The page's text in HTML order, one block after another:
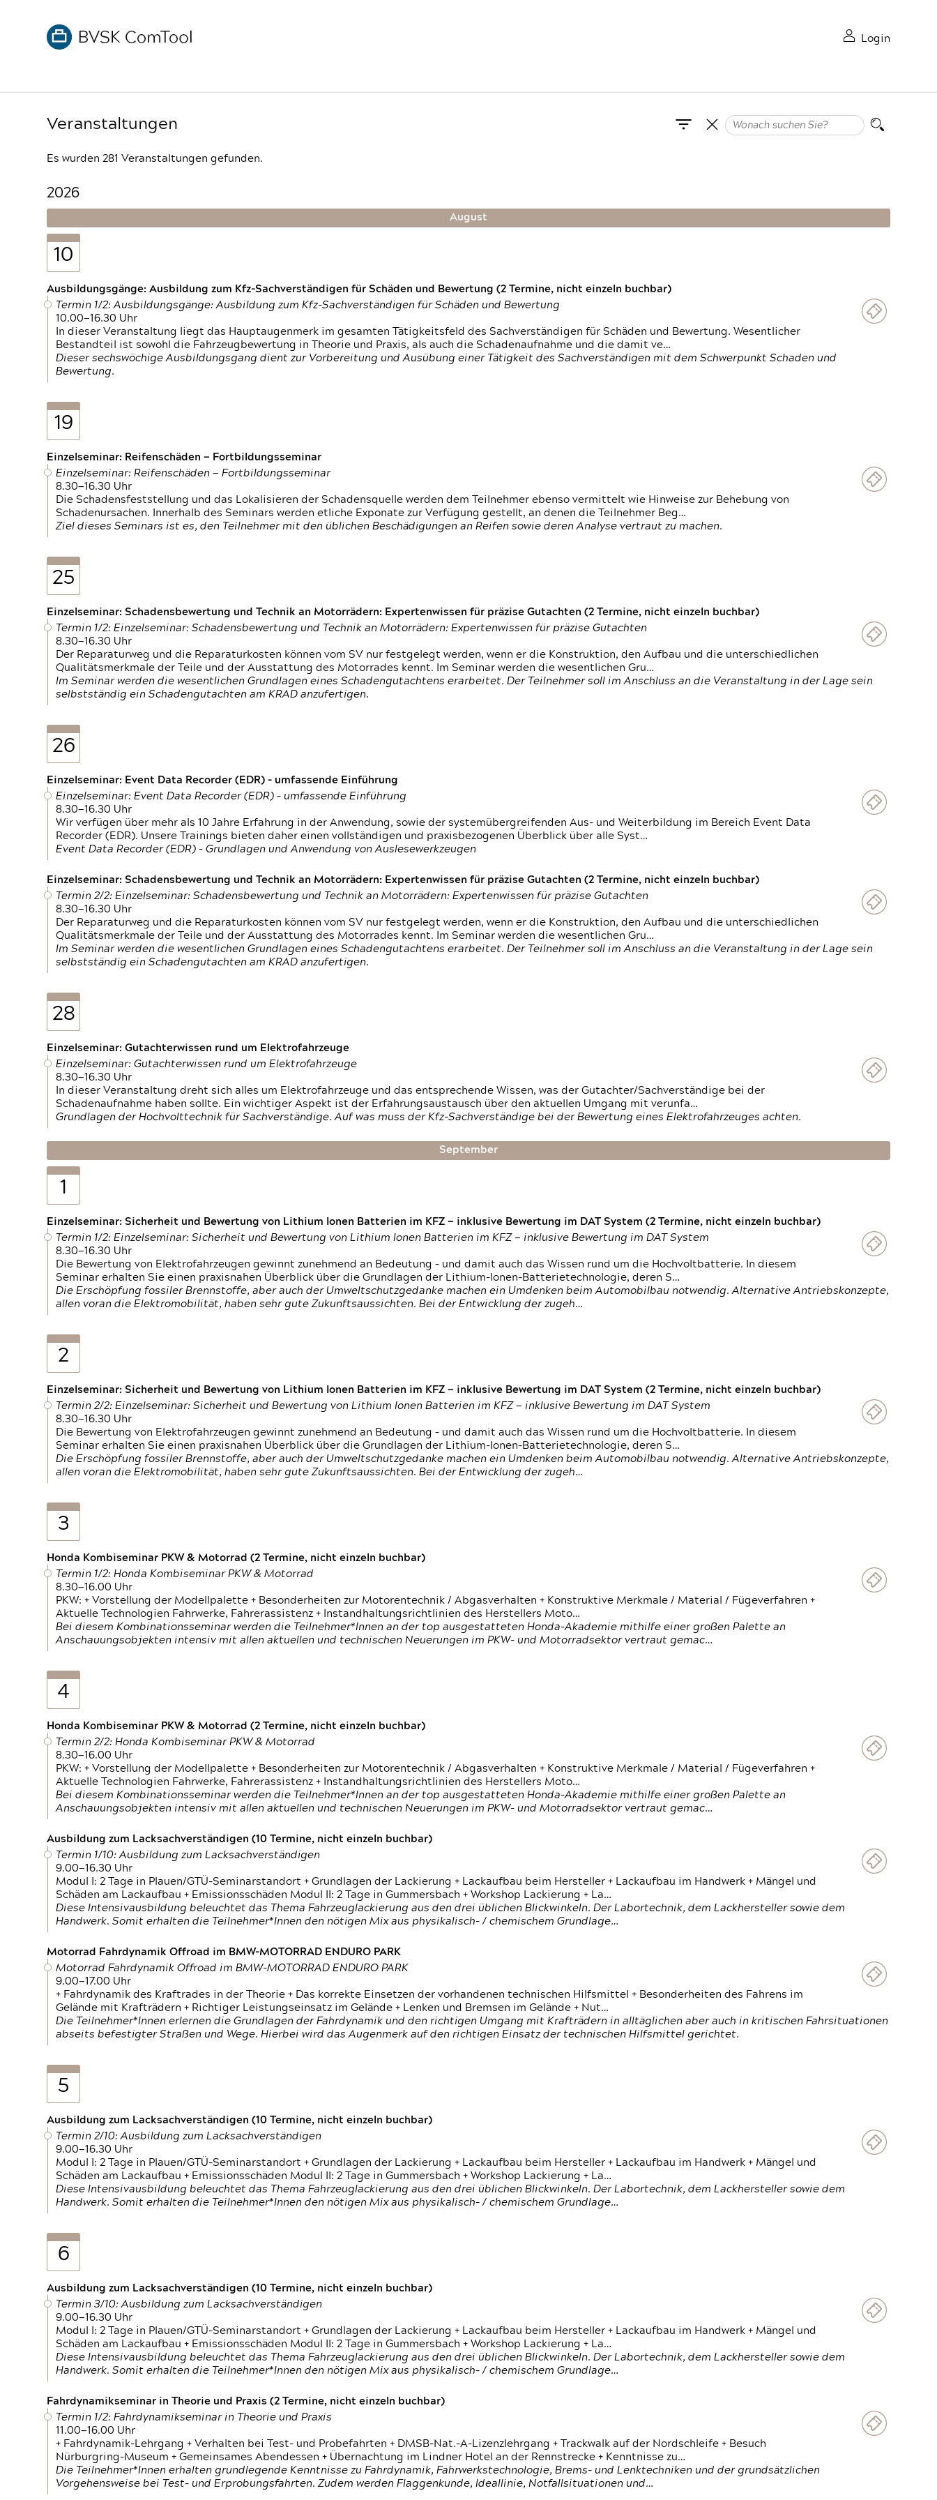
Login
Veranstaltungen
Es wurden 281 Veranstaltungen gefunden.
2026
August
10
Ausbildungsgänge: Ausbildung zum Kfz-Sachverständigen für Schäden und Bewertung (2 Termine, nicht einzeln buchbar)
Termin 1/2: Ausbildungsgänge: Ausbildung zum Kfz-Sachverständigen für Schäden und Bewertung
10.00—16.30 Uhr
In dieser Veranstaltung liegt das Hauptaugenmerk im gesamten Tätigkeitsfeld des Sachverständigen für Schäden und Bewertung. Wesentlicher
Bestandteil ist sowohl die Fahrzeugbewertung in Theorie und Praxis, als auch die Schadenaufnahme und die damit ve…
Dieser sechswöchige Ausbildungsgang dient zur Vorbereitung und Ausübung einer Tätigkeit des Sachverständigen mit dem Schwerpunkt Schaden und
Bewertung.
19
Einzelseminar: Reifenschäden — Fortbildungsseminar
Einzelseminar: Reifenschäden — Fortbildungsseminar
8.30—16.30 Uhr
Die Schadensfeststellung und das Lokalisieren der Schadensquelle werden dem Teilnehmer ebenso vermittelt wie Hinweise zur Behebung von
Schadenursachen. Innerhalb des Seminars werden etliche Exponate zur Verfügung gestellt, an denen die Teilnehmer Beg…
Ziel dieses Seminars ist es, den Teilnehmer mit den üblichen Beschädigungen an Reifen sowie deren Analyse vertraut zu machen.
25
Einzelseminar: Schadensbewertung und Technik an Motorrädern: Expertenwissen für präzise Gutachten (2 Termine, nicht einzeln buchbar)
Termin 1/2: Einzelseminar: Schadensbewertung und Technik an Motorrädern: Expertenwissen für präzise Gutachten
8.30—16.30 Uhr
Der Reparaturweg und die Reparaturkosten können vom SV nur festgelegt werden, wenn er die Konstruktion, den Aufbau und die unterschiedlichen
Qualitätsmerkmale der Teile und der Ausstattung des Motorrades kennt. Im Seminar werden die wesentlichen Gru…
Im Seminar werden die wesentlichen Grundlagen eines Schadengutachtens erarbeitet. Der Teilnehmer soll im Anschluss an die Veranstaltung in der Lage sein
selbstständig ein Schadengutachten am KRAD anzufertigen.
26
Einzelseminar: Event Data Recorder (EDR) – umfassende Einführung
Einzelseminar: Event Data Recorder (EDR) – umfassende Einführung
8.30—16.30 Uhr
Wir verfügen über mehr als 10 Jahre Erfahrung in der Anwendung, sowie der systemübergreifenden Aus- und Weiterbildung im Bereich Event Data
Recorder (EDR). Unsere Trainings bieten daher einen vollständigen und praxisbezogenen Überblick über alle Syst…
Event Data Recorder (EDR) – Grundlagen und Anwendung von Auslesewerkzeugen
Einzelseminar: Schadensbewertung und Technik an Motorrädern: Expertenwissen für präzise Gutachten (2 Termine, nicht einzeln buchbar)
Termin 2/2: Einzelseminar: Schadensbewertung und Technik an Motorrädern: Expertenwissen für präzise Gutachten
8.30—16.30 Uhr
Der Reparaturweg und die Reparaturkosten können vom SV nur festgelegt werden, wenn er die Konstruktion, den Aufbau und die unterschiedlichen
Qualitätsmerkmale der Teile und der Ausstattung des Motorrades kennt. Im Seminar werden die wesentlichen Gru…
Im Seminar werden die wesentlichen Grundlagen eines Schadengutachtens erarbeitet. Der Teilnehmer soll im Anschluss an die Veranstaltung in der Lage sein
selbstständig ein Schadengutachten am KRAD anzufertigen.
28
Einzelseminar: Gutachterwissen rund um Elektrofahrzeuge
Einzelseminar: Gutachterwissen rund um Elektrofahrzeuge
8.30—16.30 Uhr
In dieser Veranstaltung dreht sich alles um Elektrofahrzeuge und das entsprechende Wissen, was der Gutachter/Sachverständige bei der
Schadenaufnahme haben sollte. Ein wichtiger Aspekt ist der Erfahrungsaustausch über den aktuellen Umgang mit verunfa…
Grundlagen der Hochvolttechnik für Sachverständige. Auf was muss der Kfz-Sachverständige bei der Bewertung eines Elektrofahrzeuges achten.
September
1
Einzelseminar: Sicherheit und Bewertung von Lithium Ionen Batterien im KFZ — inklusive Bewertung im DAT System (2 Termine, nicht einzeln buchbar)
Termin 1/2: Einzelseminar: Sicherheit und Bewertung von Lithium Ionen Batterien im KFZ — inklusive Bewertung im DAT System
8.30—16.30 Uhr
Die Bewertung von Elektrofahrzeugen gewinnt zunehmend an Bedeutung – und damit auch das Wissen rund um die Hochvoltbatterie. In diesem
Seminar erhalten Sie einen praxisnahen Überblick über die Grundlagen der Lithium-Ionen-Batterietechnologie, deren S…
Die Erschöpfung fossiler Brennstoffe, aber auch der Umweltschutzgedanke machen ein Umdenken beim Automobilbau notwendig. Alternative Antriebskonzepte,
allen voran die Elektromobilität, haben sehr gute Zukunftsaussichten. Bei der Entwicklung der zugeh…
2
Einzelseminar: Sicherheit und Bewertung von Lithium Ionen Batterien im KFZ — inklusive Bewertung im DAT System (2 Termine, nicht einzeln buchbar)
Termin 2/2: Einzelseminar: Sicherheit und Bewertung von Lithium Ionen Batterien im KFZ — inklusive Bewertung im DAT System
8.30—16.30 Uhr
Die Bewertung von Elektrofahrzeugen gewinnt zunehmend an Bedeutung – und damit auch das Wissen rund um die Hochvoltbatterie. In diesem
Seminar erhalten Sie einen praxisnahen Überblick über die Grundlagen der Lithium-Ionen-Batterietechnologie, deren S…
Die Erschöpfung fossiler Brennstoffe, aber auch der Umweltschutzgedanke machen ein Umdenken beim Automobilbau notwendig. Alternative Antriebskonzepte,
allen voran die Elektromobilität, haben sehr gute Zukunftsaussichten. Bei der Entwicklung der zugeh…
3
Honda Kombiseminar PKW & Motorrad (2 Termine, nicht einzeln buchbar)
Termin 1/2: Honda Kombiseminar PKW & Motorrad
8.30—16.00 Uhr
PKW: + Vorstellung der Modellpalette + Besonderheiten zur Motorentechnik / Abgasverhalten + Konstruktive Merkmale / Material / Fügeverfahren +
Aktuelle Technologien Fahrwerke, Fahrerassistenz + Instandhaltungsrichtlinien des Herstellers Moto…
Bei diesem Kombinationsseminar werden die Teilnehmer*Innen an der top ausgestatteten Honda-Akademie mithilfe einer großen Palette an
Anschauungsobjekten intensiv mit allen aktuellen und technischen Neuerungen im PKW- und Motorradsektor vertraut gemac…
4
Honda Kombiseminar PKW & Motorrad (2 Termine, nicht einzeln buchbar)
Termin 2/2: Honda Kombiseminar PKW & Motorrad
8.30—16.00 Uhr
PKW: + Vorstellung der Modellpalette + Besonderheiten zur Motorentechnik / Abgasverhalten + Konstruktive Merkmale / Material / Fügeverfahren +
Aktuelle Technologien Fahrwerke, Fahrerassistenz + Instandhaltungsrichtlinien des Herstellers Moto…
Bei diesem Kombinationsseminar werden die Teilnehmer*Innen an der top ausgestatteten Honda-Akademie mithilfe einer großen Palette an
Anschauungsobjekten intensiv mit allen aktuellen und technischen Neuerungen im PKW- und Motorradsektor vertraut gemac…
Ausbildung zum Lacksachverständigen (10 Termine, nicht einzeln buchbar)
Termin 1/10: Ausbildung zum Lacksachverständigen
9.00—16.30 Uhr
Modul I: 2 Tage in Plauen/GTÜ-Seminarstandort + Grundlagen der Lackierung + Lackaufbau beim Hersteller + Lackaufbau im Handwerk + Mängel und
Schäden am Lackaufbau + Emissionsschäden Modul II: 2 Tage in Gummersbach + Workshop Lackierung + La…
Diese Intensivausbildung beleuchtet das Thema Fahrzeuglackierung aus den drei üblichen Blickwinkeln. Der Labortechnik, dem Lackhersteller sowie dem
Handwerk. Somit erhalten die Teilnehmer*Innen den nötigen Mix aus physikalisch- / chemischem Grundlage…
Motorrad Fahrdynamik Offroad im BMW-MOTORRAD ENDURO PARK
Motorrad Fahrdynamik Offroad im BMW-MOTORRAD ENDURO PARK
9.00—17.00 Uhr
+ Fahrdynamik des Kraftrades in der Theorie + Das korrekte Einsetzen der vorhandenen technischen Hilfsmittel + Besonderheiten des Fahrens im
Gelände mit Krafträdern + Richtiger Leistungseinsatz im Gelände + Lenken und Bremsen im Gelände + Nut…
Die Teilnehmer*Innen erlernen die Grundlagen der Fahrdynamik und den richtigen Umgang mit Krafträdern in alltäglichen aber auch in kritischen Fahrsituationen
abseits befestigter Straßen und Wege. Hierbei wird das Augenmerk auf den richtigen Einsatz der technischen Hilfsmittel gerichtet.
5
Ausbildung zum Lacksachverständigen (10 Termine, nicht einzeln buchbar)
Termin 2/10: Ausbildung zum Lacksachverständigen
9.00—16.30 Uhr
Modul I: 2 Tage in Plauen/GTÜ-Seminarstandort + Grundlagen der Lackierung + Lackaufbau beim Hersteller + Lackaufbau im Handwerk + Mängel und
Schäden am Lackaufbau + Emissionsschäden Modul II: 2 Tage in Gummersbach + Workshop Lackierung + La…
Diese Intensivausbildung beleuchtet das Thema Fahrzeuglackierung aus den drei üblichen Blickwinkeln. Der Labortechnik, dem Lackhersteller sowie dem
Handwerk. Somit erhalten die Teilnehmer*Innen den nötigen Mix aus physikalisch- / chemischem Grundlage…
6
Ausbildung zum Lacksachverständigen (10 Termine, nicht einzeln buchbar)
Termin 3/10: Ausbildung zum Lacksachverständigen
9.00—16.30 Uhr
Modul I: 2 Tage in Plauen/GTÜ-Seminarstandort + Grundlagen der Lackierung + Lackaufbau beim Hersteller + Lackaufbau im Handwerk + Mängel und
Schäden am Lackaufbau + Emissionsschäden Modul II: 2 Tage in Gummersbach + Workshop Lackierung + La…
Diese Intensivausbildung beleuchtet das Thema Fahrzeuglackierung aus den drei üblichen Blickwinkeln. Der Labortechnik, dem Lackhersteller sowie dem
Handwerk. Somit erhalten die Teilnehmer*Innen den nötigen Mix aus physikalisch- / chemischem Grundlage…
Fahrdynamikseminar in Theorie und Praxis (2 Termine, nicht einzeln buchbar)
Termin 1/2: Fahrdynamikseminar in Theorie und Praxis
11.00—16.00 Uhr
+ Fahrdynamik-Lehrgang + Verhalten bei Test- und Probefahrten + DMSB-Nat.-A-Lizenzlehrgang + Trackwalk auf der Nordschleife + Besuch
Nürburgring-Museum + Gemeinsames Abendessen + Übernachtung im Lindner Hotel an der Rennstrecke + Kenntnisse zu…
Die Teilnehmer*Innen erhalten grundlegende Kenntnisse zu Fahrdynamik, Fahrwerkstechnologie, Brems- und Lenktechniken und der grundsätzlichen
Vorgehensweise bei Test- und Erprobungsfahrten. Zudem werden Flaggenkunde, Ideallinie, Notfallsituationen und…